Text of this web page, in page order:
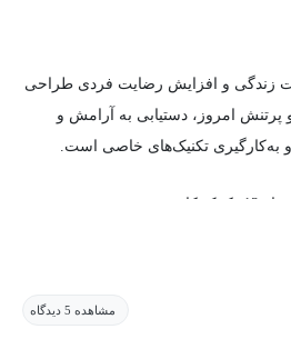
زندگی و افزایش رضایت فردی طراحی
پرتنش امروز، دستیابی به آرامش و
و به‌کارگیری تکنیک‌های خاصی است.
این دوره آموزشی، مجموعه‌ای از 13 تکنیک کاربردی مختصر و
به شما کمک می‌کند تا با تغییر نگرش و
علاقه‌مند به بهبود کیفیت زندگی خود،
مشاهده 5 دیدگاه